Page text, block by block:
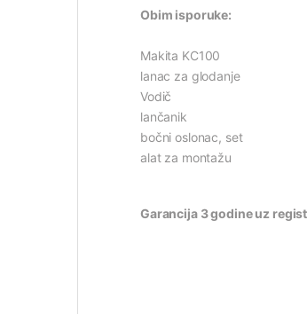
Obim isporuke:
Makita KC100
lanac za glodanje
Vodič
lančanik
bočni oslonac, set
alat za montažu
Garancija 3 godine uz